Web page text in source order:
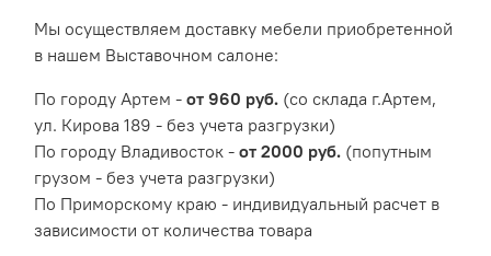
Мы осуществляем доставку мебели приобретенной
в нашем Выставочном салоне:
По городу Артем - от 960 руб. (со склада г.Артем,
ул. Кирова 189 - без учета разгрузки)
По городу Владивосток - от 2000 руб. (попутным
грузом - без учета разгрузки)
По Приморскому краю - индивидуальный расчет в
зависимости от количества товара